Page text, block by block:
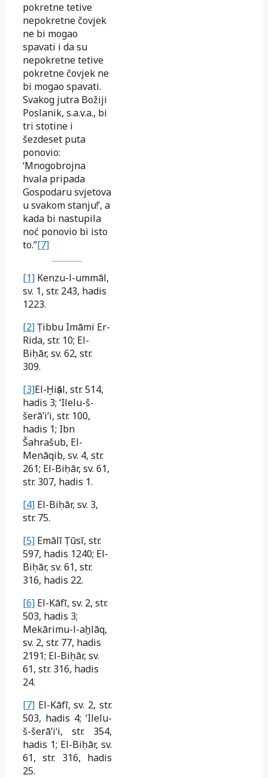
pokretne tetive
nepokretne čovjek
ne bi mogao
spavati i da su
nepokretne tetive
pokretne čovjek ne
bi mogao spavati.
Svakog jutra Božiji
Poslanik, s.a.v.a., bi
tri stotine i
šezdeset puta
ponovio:
‘Mnogobrojna
hvala pripada
Gospodaru svjetova
u svakom stanju!’, a
kada bi nastupila
noć ponovio bi isto
to.”[7]
[1] Kenzu-l-ummāl,
sv. 1, str. 243, hadis
1223.
[2]Ṭibbu Imāmi Er-
Rida, str. 10; El-
Biḥār, sv. 62, str.
309.
[3]El-H̱iṣāl, str. 514,
hadis 3; ‘Ilelu-š-
šerāʼiʻi, str. 100,
hadis 1; Ibn
Šahrašub, El-
Menāqib, sv. 4, str.
261; El-Biḥār, sv. 61,
str. 307, hadis 1.
[4] El-Biḥār, sv. 3,
str. 75.
[5] EmālīṬūsī, str.
597, hadis 1240; El-
Biḥār, sv. 61, str.
316, hadis 22.
[6] El-Kāfī, sv. 2, str.
503, hadis 3;
Mekārimu-l-aẖlāq,
sv. 2, str. 77, hadis
2191; El-Biḥār, sv.
61, str. 316, hadis
24.
[7] El-Kāfī, sv. 2, str.
503, hadis 4; ‘Ilelu-
š-šerāʼiʻi, str. 354,
hadis 1; El-Biḥār, sv.
61, str. 316, hadis
25.